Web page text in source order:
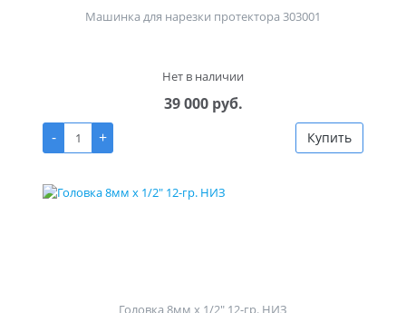
Машинка для нарезки протектора 303001
Нет в наличии
39 000 руб.
-
+ Купить
Головка 8мм х 1/2" 12-гр. НИЗ